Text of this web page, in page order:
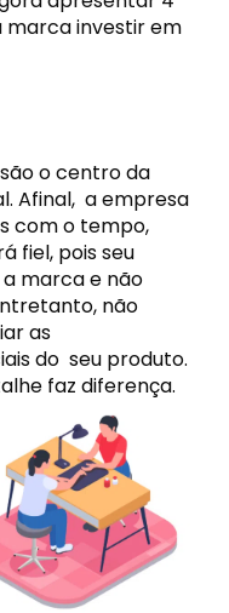
marca investir em
o centro da
Afinal, a empresa
com o tempo,
fiel, pois seu
marca e não
não
as
do seu produto.
faz diferença.